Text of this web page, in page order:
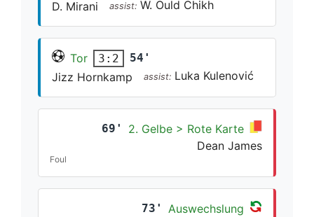
D. Mirani assist: W. Ould Chikh
Tor 3:2 54'
Jizz Hornkamp assist: Luka Kulenović
69'
2. Gelbe > Rote Karte
Dean James
Foul
73' Auswechslung